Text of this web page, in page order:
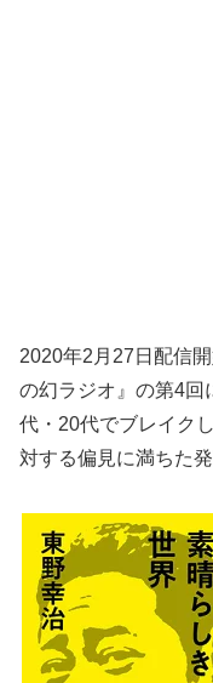
2020年2月27日配信
の幻ラジオ』の第4回
代・20代でブレイク
対する偏見に満ちた